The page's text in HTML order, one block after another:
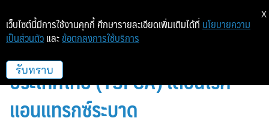
สมาคมป้องกันการทารุณสัตว์แห่ง
ประเทศไทย (TSPCA) เตือนโรค
แอนแทรกซ์ระบาด
เว็บไซต์นี้มีการใช้งานคุกกี้ ศึกษารายละเอียดเพิ่มเติมได้ที่ นโยบายความ
เป็นส่วนตัว และ ข้อตกลงการใช้บริการ
รับทราบ
X